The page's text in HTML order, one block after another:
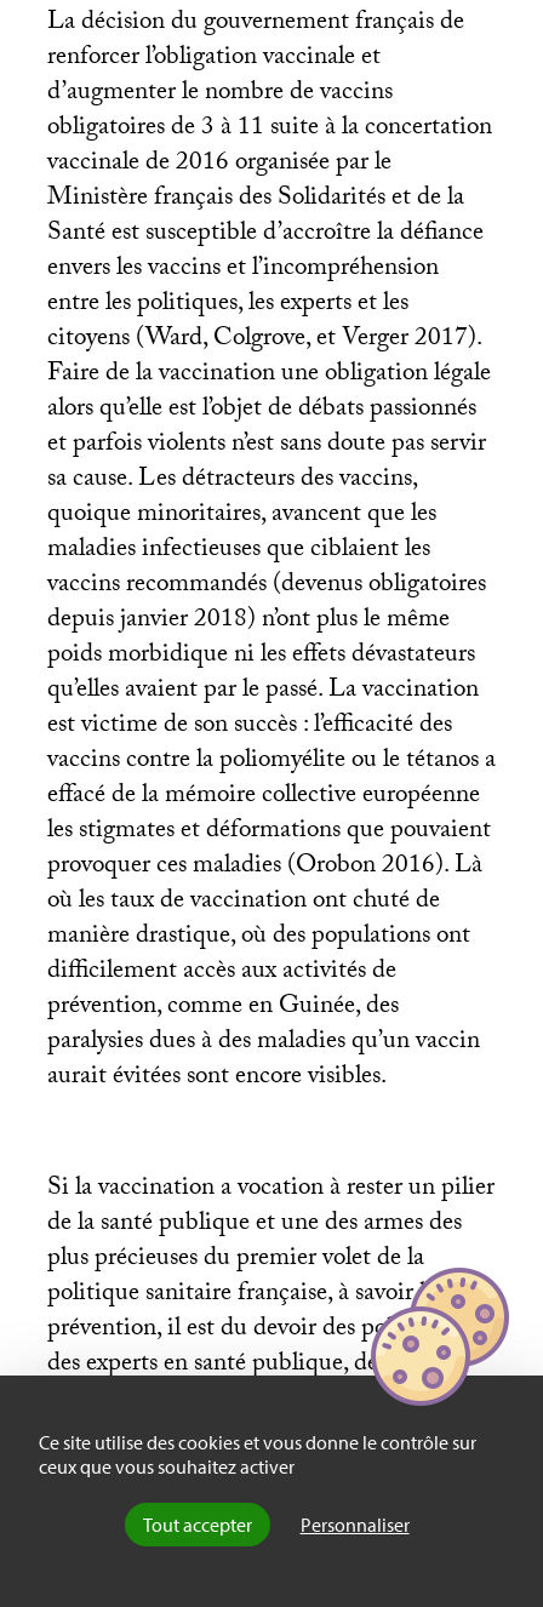
Ce site utilise des cookies et vous donne le contrôle sur
ceux que vous souhaitez activer
Tout accepter Personnaliser
La décision du gouvernement français de
renforcer l’obligation vaccinale et
d’augmenter le nombre de vaccins
obligatoires de 3 à 11 suite à la concertation
vaccinale de 2016 organisée par le
Ministère français des Solidarités et de la
Santé est susceptible d’accroître la défiance
envers les vaccins et l’incompréhension
entre les politiques, les experts et les
citoyens (Ward, Colgrove, et Verger 2017).
Faire de la vaccination une obligation légale
alors qu’elle est l’objet de débats passionnés
et parfois violents n’est sans doute pas servir
sa cause. Les détracteurs des vaccins,
quoique minoritaires, avancent que les
maladies infectieuses que ciblaient les
vaccins recommandés (devenus obligatoires
depuis janvier 2018) n’ont plus le même
poids morbidique ni les effets dévastateurs
qu’elles avaient par le passé. La vaccination
est victime de son succès : l’efficacité des
vaccins contre la poliomyélite ou le tétanos a
effacé de la mémoire collective européenne
les stigmates et déformations que pouvaient
provoquer ces maladies (Orobon 2016). Là
où les taux de vaccination ont chuté de
manière drastique, où des populations ont
difficilement accès aux activités de
prévention, comme en Guinée, des
paralysies dues à des maladies qu’un vaccin
aurait évitées sont encore visibles.
Si la vaccination a vocation à rester un pilier
de la santé publique et une des armes des
plus précieuses du premier volet de la
politique sanitaire française, à savoir la
prévention, il est du devoir des politiques,
des experts en santé publique, des
chercheurs et du milieu médical, de prendre
en considération et au sérieux les arguments
des sceptiques, des détracteurs, des hésitants
et des naturalistes, et de ne pas disqualifier
leurs savoirs ou leurs expériences par des